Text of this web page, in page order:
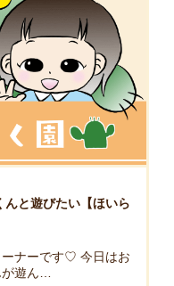
と遊びたい【ほいら
ーナーです♡ 今日はお
遊ん…